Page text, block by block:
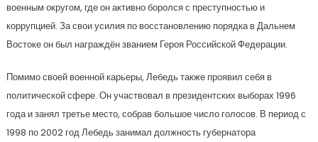
военным округом, где он активно боролся с преступностью и
коррупцией. За свои усилия по восстановлению порядка в Дальнем
Востоке он был награждён званием Героя Российской Федерации.
Помимо своей военной карьеры, Лебедь также проявил себя в
политической сфере. Он участвовал в президентских выборах 1996
года и занял третье место, собрав большое число голосов. В период с
1998 по 2002 год Лебедь занимал должность губернатора